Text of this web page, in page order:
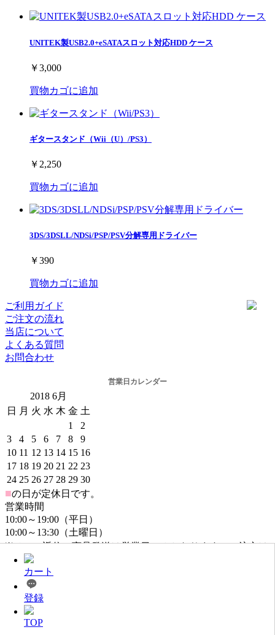
カート
登録
TOP
UNITEK製USB2.0+eSATAスロット対応HDD ケース
￥3,000
買物カゴに追加
ギタースタンド（Wii（U）/PS3）
￥2,250
買物カゴに追加
3DS/3DSLL/NDSi/PSP/PSV分解専用ドライバー
￥390
買物カゴに追加
ご利用ガイド
ご注文の流れ
当店について
よくある質問
お問合わせ
営業日カレンダー
2018 6月
日 月 火 水 木 金 土
1
2
3
4 5 6 7 8
9
10 11 12 13 14 15 16
17 18 19 20 21 22 23
24 25 26 27 28 29 30
■の日が定休日です。
営業時間
10:00～19:00（平日）
10:00～13:30（土曜日）
※メール返信・商品発送は営業日のみとなります。ご注文は
年中無休でお受けしております。
@2016www.ndshop.jp